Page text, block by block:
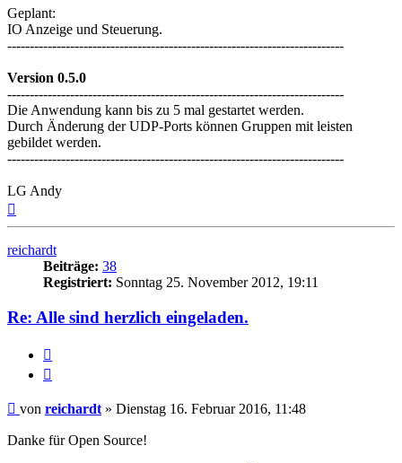
Geplant:
IO Anzeige und Steuerung.
---------------------------------------------------------------------------
Version 0.5.0
---------------------------------------------------------------------------
Die Anwendung kann bis zu 5 mal gestartet werden.
Durch Änderung der UDP-Ports können Gruppen mit leisten
gebildet werden.
---------------------------------------------------------------------------
LG Andy
reichardt
Beiträge: 38
Registriert: Sonntag 25. November 2012, 19:11
Re: Alle sind herzlich eingeladen.
Beitrag
von reichardt » Dienstag 16. Februar 2016, 11:48
Danke für Open Source!